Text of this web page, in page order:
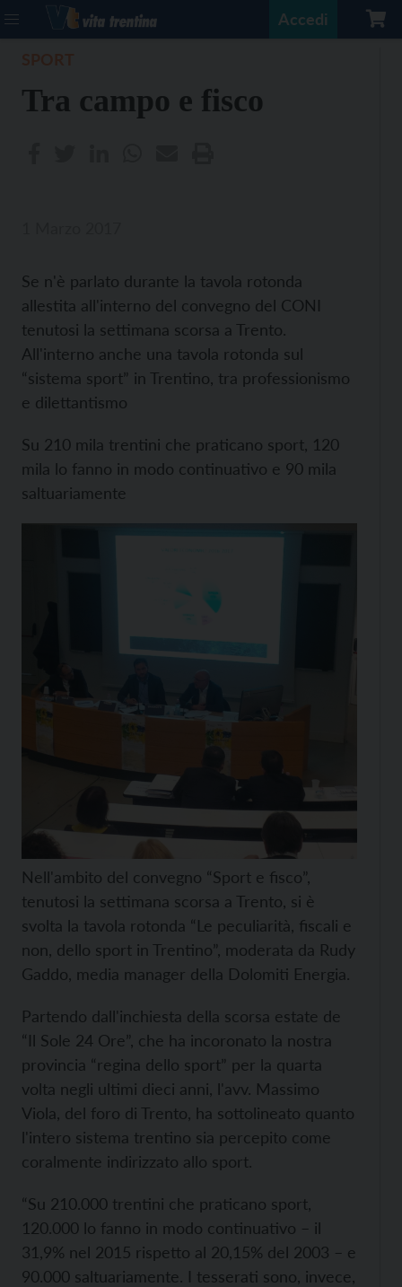
Accedi
Tra campo e fisco
Se n'è parlato durante la tavola rotonda
allestita all'interno del convegno del CONI
tenutosi la settimana scorsa a Trento.
All'interno anche una tavola rotonda sul
“sistema sport” in Trentino, tra professionismo
e dilettantismo
Su 210 mila trentini che praticano sport, 120
mila lo fanno in modo continuativo e 90 mila
saltuariamente
Nell'ambito del convegno “Sport e fisco”,
tenutosi la settimana scorsa a Trento, si è
svolta la tavola rotonda “Le peculiarità, fiscali e
non, dello sport in Trentino”, moderata da Rudy
Gaddo, media manager della Dolomiti Energia.
Partendo dall'inchiesta della scorsa estate de
“Il Sole 24 Ore”, che ha incoronato la nostra
provincia “regina dello sport” per la quarta
volta negli ultimi dieci anni, l'avv. Massimo
Viola, del foro di Trento, ha sottolineato quanto
l'intero sistema trentino sia percepito come
coralmente indirizzato allo sport.
“Su 210.000 trentini che praticano sport,
120.000 lo fanno in modo continuativo – il
31,9% nel 2015 rispetto al 20,15% del 2003 – e
90.000 saltuariamente. I tesserati sono, invece,